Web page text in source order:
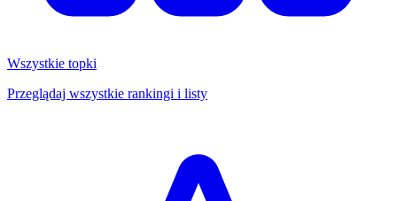
Wszystkie topki
Przeglądaj wszystkie rankingi i listy